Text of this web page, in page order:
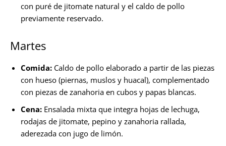
con puré de jitomate natural y el caldo de pollo
previamente reservado.
Martes
Comida: Caldo de pollo elaborado a partir de las piezas
con hueso (piernas, muslos y huacal), complementado
con piezas de zanahoria en cubos y papas blancas.
Cena: Ensalada mixta que integra hojas de lechuga,
rodajas de jitomate, pepino y zanahoria rallada,
aderezada con jugo de limón.